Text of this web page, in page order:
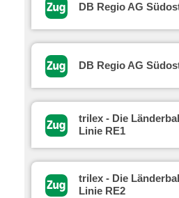
DB Regio AG
DB Regio AG
trilex - Die
Linie RE1
trilex - Die
Linie RE2